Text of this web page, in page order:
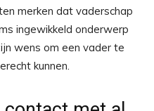
merken dat vaderschap
ingewikkeld onderwerp
wens om een vader te
kunnen.